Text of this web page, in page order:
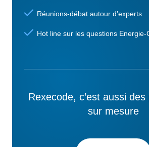
Réunions-débat autour d'experts
Hot line sur les questions Energie-
Rexecode, c’est aussi
sur mesure